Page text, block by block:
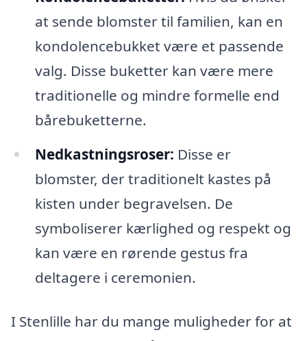
at sende blomster til familien, kan en
kondolencebukket være et passende
valg. Disse buketter kan være mere
traditionelle og mindre formelle end
bårebuketterne.
Nedkastningsroser: Disse er
blomster, der traditionelt kastes på
kisten under begravelsen. De
symboliserer kærlighed og respekt og
kan være en rørende gestus fra
deltagere i ceremonien.
I Stenlille har du mange muligheder for at